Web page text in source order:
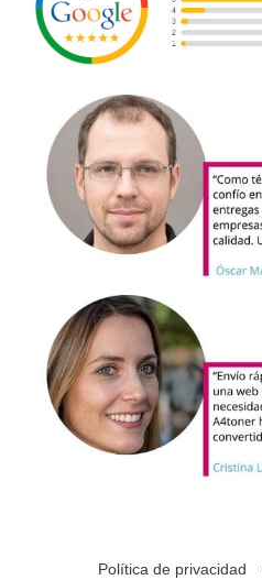
Política de privacidad